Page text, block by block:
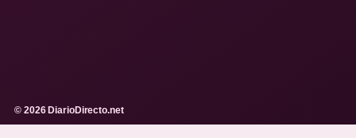
© 2026 DiarioDirecto.net